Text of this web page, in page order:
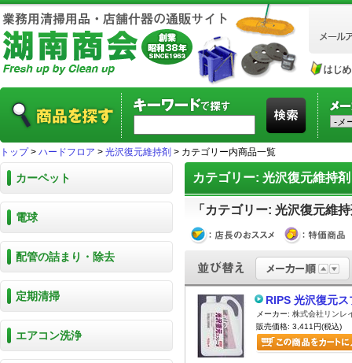
トップ> ハードフロア > 光沢復元維持剤 > カテゴリー内商品一覧
カーペット
電球
配管の詰まり・除去
定期清掃
エアコン洗浄
カテゴリー: 光沢復元維持剤
「カテゴリー: 光沢復元維
RIPS 光沢復元
メーカー: 株式会社リンレ
販売価格: 3,411円(税込)